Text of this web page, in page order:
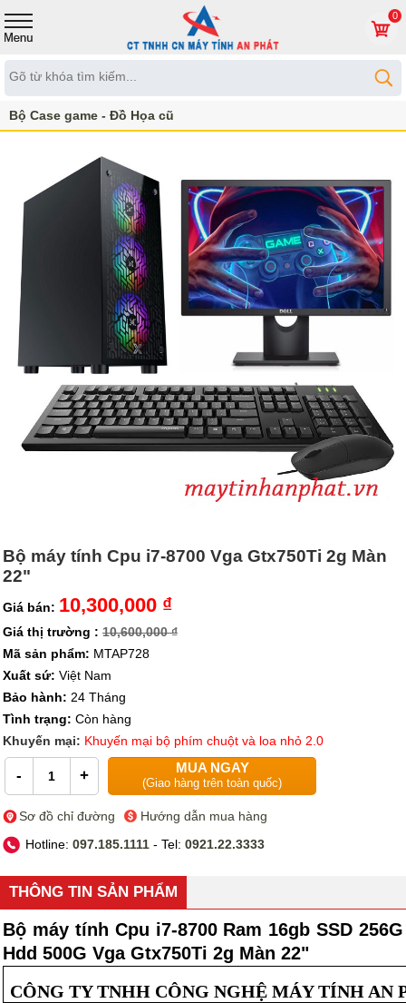
0
Bộ Case game - Đồ Họa cũ
Bộ máy tính Cpu i7-8700 Vga Gtx750Ti 2g Màn
22"
Giá bán: 10,300,000 ₫
Giá thị trường : 10,600,000 ₫
Mã sản phẩm: MTAP728
Xuất sứ: Việt Nam
Bảo hành: 24 Tháng
Tình trạng: Còn hàng
Khuyến mại: Khuyến mại bộ phím chuột và loa nhỏ 2.0
- + MUA NGAY
(Giao hàng trên toàn quốc)
Sơ đồ chỉ đường
Hướng dẫn mua hàng
Hotline: 097.185.1111 - Tel: 0921.22.3333
THÔNG TIN SẢN PHẨM
Bộ máy tính Cpu i7-8700 Ram 16gb SSD 256G
Hdd 500G Vga Gtx750Ti 2g Màn 22"
CÔNG TY TNHH CÔNG NGHỆ MÁY TÍNH AN